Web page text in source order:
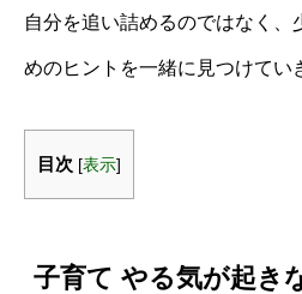
自分を追い詰めるのではなく、
めのヒントを一緒に見つけてい
目次 [表示]
子育て やる気が起き